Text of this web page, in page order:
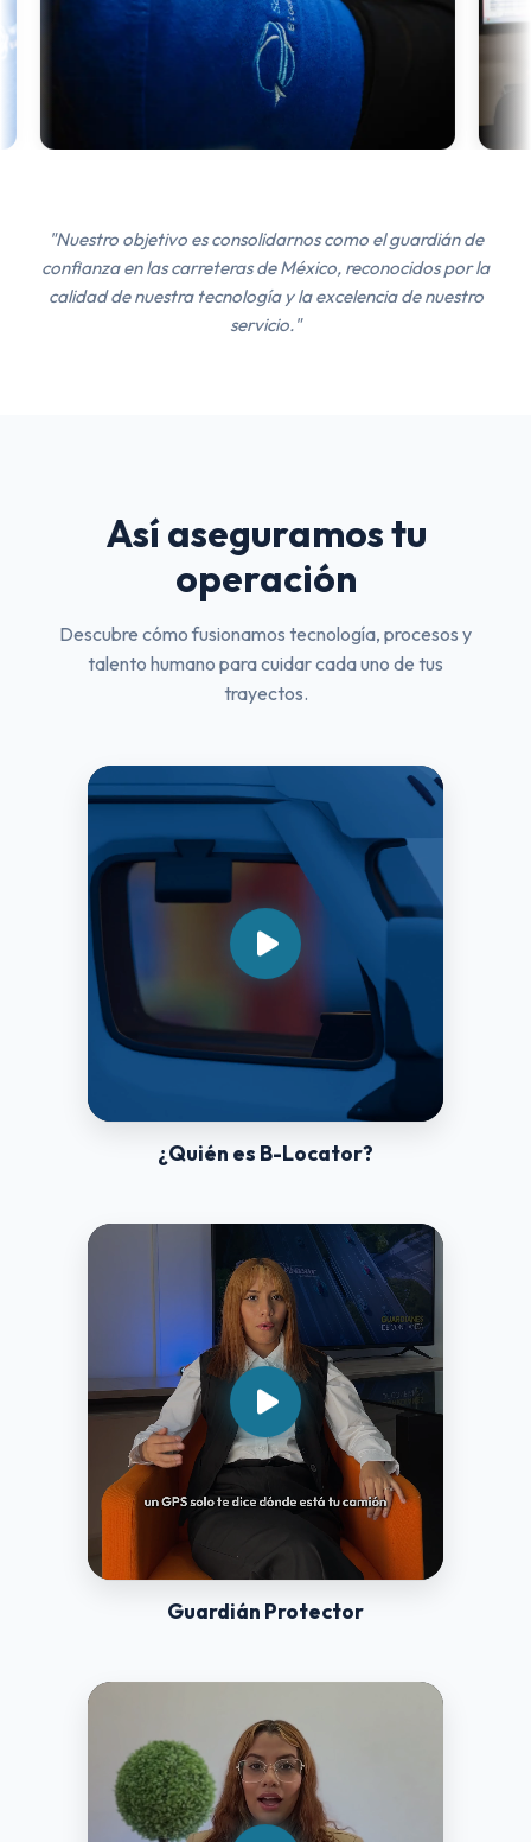
"Nuestro objetivo es consolidarnos como el guardián de
confianza en las carreteras de México, reconocidos por la
calidad de nuestra tecnología y la excelencia de nuestro
servicio."
Así aseguramos tu
operación
Descubre cómo fusionamos tecnología, procesos y
talento humano para cuidar cada uno de tus
trayectos.
¿Quién es B-Locator?
Guardián Protector